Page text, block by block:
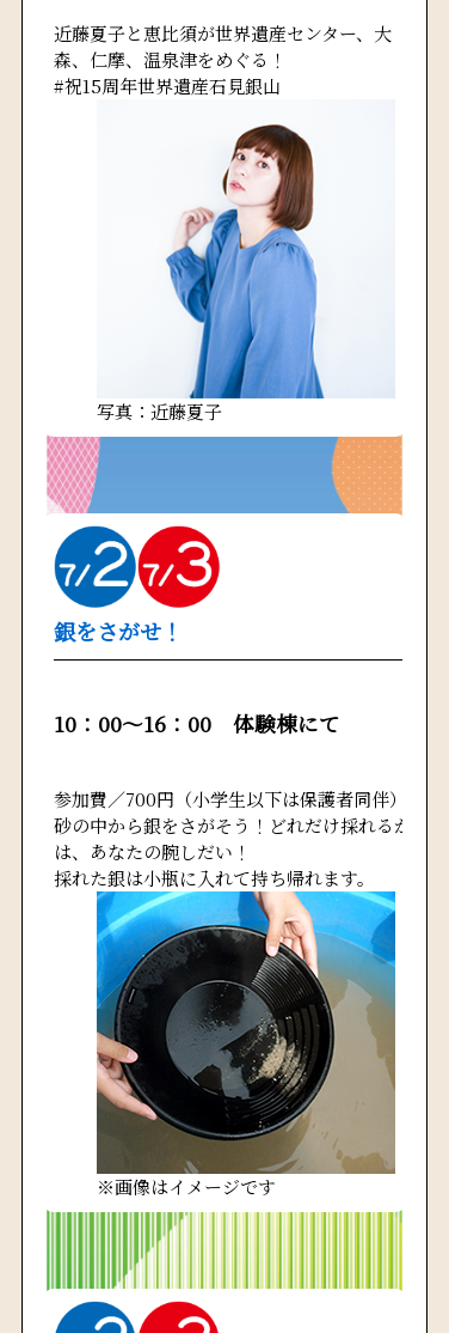
近藤夏子と恵比須が世界遺産センター、大
森、仁摩、温泉津をめぐる！
#祝15周年世界遺産石見銀山
写真：近藤夏子
銀をさがせ！
10：00～16：00 体験棟にて
参加費／700円（小学生以下は保護者同伴）
砂の中から銀をさがそう！どれだけ採れるか
は、あなたの腕しだい！
採れた銀は小瓶に入れて持ち帰れます。
※画像はイメージです